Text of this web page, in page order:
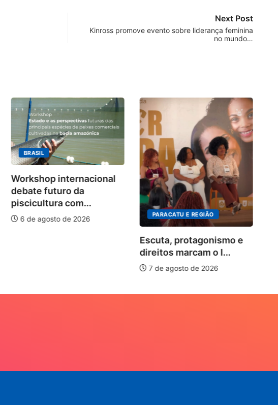
Next Post
Kinross promove evento sobre liderança feminina
no mundo…
BRASIL
Workshop internacional
debate futuro da
piscicultura com...
6 de agosto de 2026
PARACATU E REGIÃO
Escuta, protagonismo e
direitos marcam o I...
7 de agosto de 2026